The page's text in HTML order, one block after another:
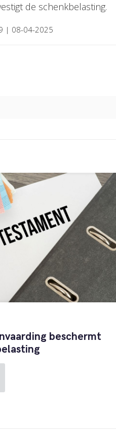
de schenkbelasting.
| 08-04-2025
beschermt